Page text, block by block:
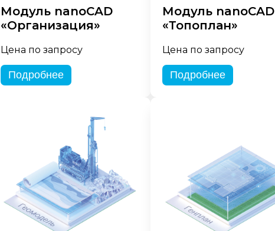
Модуль nanoCAD
«Организация»
Цена по запросу
Подробнее
Модуль nanoCAD
«Топоплан»
Цена по запросу
Подробнее